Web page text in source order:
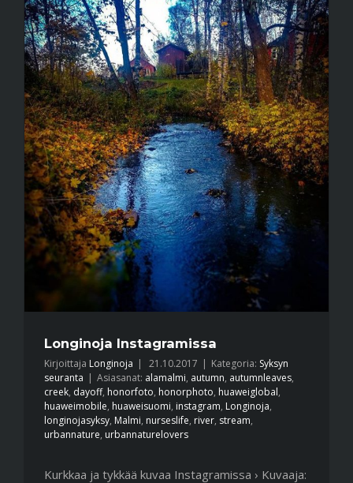
Longinoja Instagramissa
Kirjoittaja Longinoja | 21.10.2017 | Kategoria: Syksyn
seuranta | Asiasanat: alamalmi, autumn, autumnleaves,
creek, dayoff, honorfoto, honorphoto, huaweiglobal,
huaweimobile, huaweisuomi, instagram, Longinoja,
longinojasyksy, Malmi, nurseslife, river, stream,
urbannature, urbannaturelovers
Kurkkaa ja tykkää kuvaa Instagramissa › Kuvaaja: